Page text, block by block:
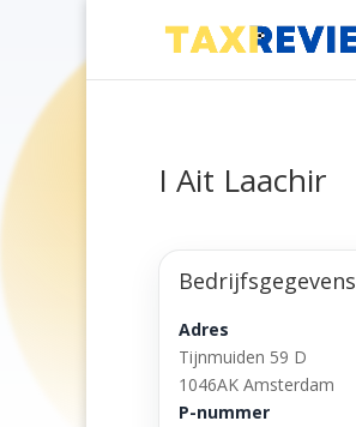
I Ait Laachir
Bedrijfsgegevens
Adres
Tijnmuiden 59 D
1046AK Amsterdam
P-nummer